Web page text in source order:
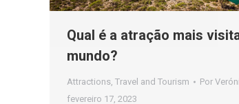
Qual é a atração mais
mundo?
Attractions, Travel and Tourism Por
fevereiro 17, 2023